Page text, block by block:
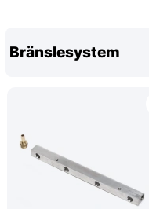
Bränslesystem